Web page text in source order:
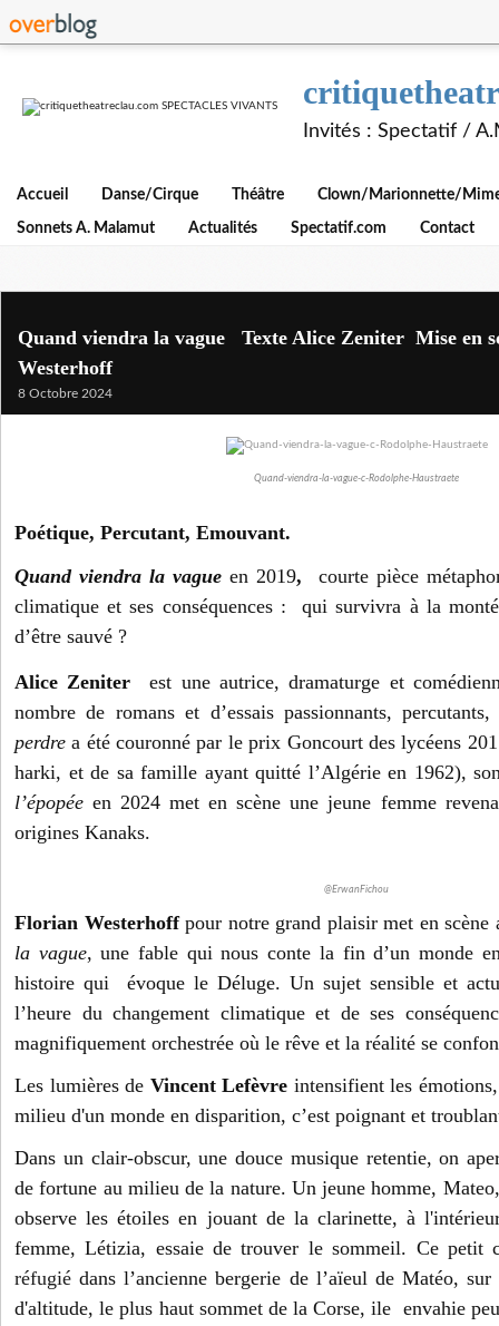
Invités : Spectatif /
Accueil Danse/Cirque Théâtre Clown/Marionnette/
Sonnets A. Malamut Actualités Spectatif.com Contact
Quand viendra la vague Texte Alice Zeniter Mise en
Westerhoff
8 Octobre 2024
Quand-viendra-la-vague-c-Rodolphe-Haustraete
Poétique, Percutant, Emouvant.
Quand viendra la vague en 2019,
courte pièce
climatique et ses conséquences : qui survivra à la
d’être sauvé ?
Alice Zeniter est une autrice, dramaturge et
nombre de romans et d’essais passionnants,
perdre a été couronné par le prix Goncourt des lycéens
harki, et de sa famille ayant quitté l’Algérie en 1962),
l’épopée en 2024 met en scène une jeune femme
origines Kanaks.
@ErwanFichou
Florian Westerhoffpour notre grand plaisir met en
la vague, une fable qui nous conte la fin d’un monde
histoire qui évoque le Déluge. Un sujet sensible et
l’heure du changement climatique et de ses
magnifiquement orchestrée où le rêve et la réalité se
Les lumières de Vincent Lefèvre intensifient les
milieu d'un monde en disparition, c’est poignant et
Dans un clair-obscur, une douce musique retentie, on
de fortune au milieu de la nature. Un jeune homme,
observe les étoiles en jouant de la clarinette, à
femme, Létizia, essaie de trouver le sommeil. Ce petit
réfugié dans l’ancienne bergerie de l’aïeul de Matéo,
d'altitude, le plus haut sommet de la Corse, ile envahie